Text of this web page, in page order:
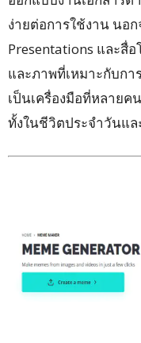
ง่ายต่อการใช้งาน นอก
Presentations และสื่
และภาพที่เหมาะกับกา
เป็นเครื่องมือที่หลาย
ทั้งในชีวิตประจำวันแล